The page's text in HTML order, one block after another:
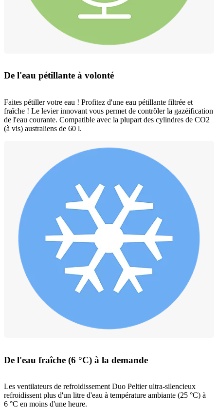
De l'eau pétillante à volonté
Faites pétiller votre eau ! Profitez d'une eau pétillante filtrée et
fraîche ! Le levier innovant vous permet de contrôler la gazéification
de l'eau courante. Compatible avec la plupart des cylindres de CO2
(à vis) australiens de 60 l.
De l'eau fraîche (6 °C) à la demande
Les ventilateurs de refroidissement Duo Peltier ultra-silencieux
refroidissent plus d'un litre d'eau à température ambiante (25 °C) à
6 °C en moins d'une heure.